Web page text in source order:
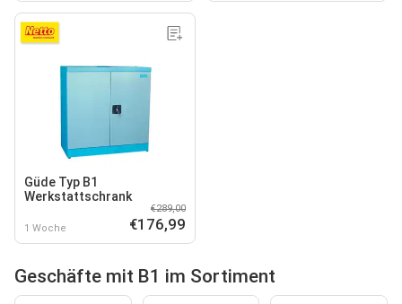
Güde Typ B1
Werkstattschrank
1 Woche
€289,00
€176,99
Geschäfte mit B1 im Sortiment